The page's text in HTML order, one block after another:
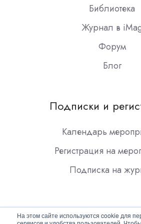
На этом сайте используются cookie для
Библиотека
Журнал в
Форум
Блог
Подписки и
Календарь
Регистрация на
Подписка на